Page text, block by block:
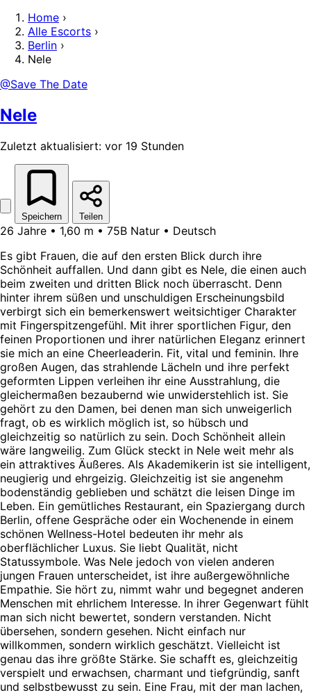
Home ›
Alle Escorts ›
Berlin ›
Nele
@Save The Date
Nele
Zuletzt aktualisiert: vor 19 Stunden
Speichern Teilen
26 Jahre • 1,60 m • 75B Natur • Deutsch
Es gibt Frauen, die auf den ersten Blick durch ihre
Schönheit auffallen. Und dann gibt es Nele, die einen auch
beim zweiten und dritten Blick noch überrascht. Denn
hinter ihrem süßen und unschuldigen Erscheinungsbild
verbirgt sich ein bemerkenswert weitsichtiger Charakter
mit Fingerspitzengefühl. Mit ihrer sportlichen Figur, den
feinen Proportionen und ihrer natürlichen Eleganz erinnert
sie mich an eine Cheerleaderin. Fit, vital und feminin. Ihre
großen Augen, das strahlende Lächeln und ihre perfekt
geformten Lippen verleihen ihr eine Ausstrahlung, die
gleichermaßen bezaubernd wie unwiderstehlich ist. Sie
gehört zu den Damen, bei denen man sich unweigerlich
fragt, ob es wirklich möglich ist, so hübsch und
gleichzeitig so natürlich zu sein. Doch Schönheit allein
wäre langweilig. Zum Glück steckt in Nele weit mehr als
ein attraktives Äußeres. Als Akademikerin ist sie intelligent,
neugierig und ehrgeizig. Gleichzeitig ist sie angenehm
bodenständig geblieben und schätzt die leisen Dinge im
Leben. Ein gemütliches Restaurant, ein Spaziergang durch
Berlin, offene Gespräche oder ein Wochenende in einem
schönen Wellness-Hotel bedeuten ihr mehr als
oberflächlicher Luxus. Sie liebt Qualität, nicht
Statussymbole. Was Nele jedoch von vielen anderen
jungen Frauen unterscheidet, ist ihre außergewöhnliche
Empathie. Sie hört zu, nimmt wahr und begegnet anderen
Menschen mit ehrlichem Interesse. In ihrer Gegenwart fühlt
man sich nicht bewertet, sondern verstanden. Nicht
übersehen, sondern gesehen. Nicht einfach nur
willkommen, sondern wirklich geschätzt. Vielleicht ist
genau das ihre größte Stärke. Sie schafft es, gleichzeitig
verspielt und erwachsen, charmant und tiefgründig, sanft
und selbstbewusst zu sein. Eine Frau, mit der man lachen,